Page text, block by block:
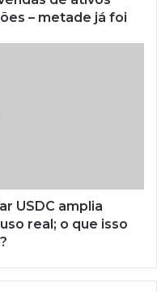
– metade já foi
USDC amplia
real; o que isso